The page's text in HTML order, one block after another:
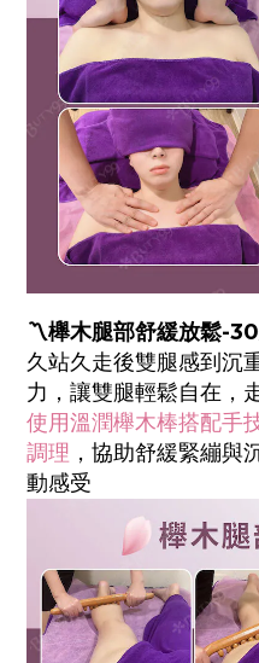
〽️櫸木腿部舒緩放鬆-
久站久走後雙腿感到沉
力，讓雙腿輕鬆自在，
使用溫潤櫸木棒搭配手
調理 ，協助舒緩緊繃與
動感受